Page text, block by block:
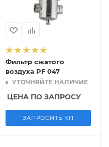
Фильтр сжатого
воздуха PF 047
УТОЧНЯЙТЕ НАЛИЧИЕ
ЦЕНА ПО ЗАПРОСУ
ЗАПРОСИТЬ КП